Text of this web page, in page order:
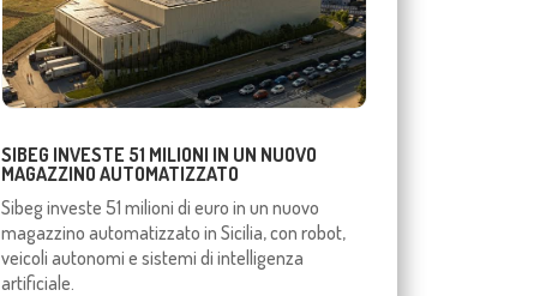
SIBEG INVESTE 51 MILIONI IN UN NUOVO
MAGAZZINO AUTOMATIZZATO
Sibeg investe 51 milioni di euro in un nuovo
magazzino automatizzato in Sicilia, con robot,
veicoli autonomi e sistemi di intelligenza
artificiale.